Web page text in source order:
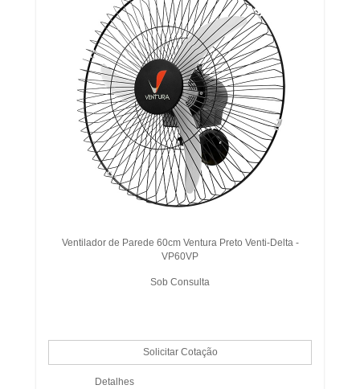
Ventilador de Parede 60cm Ventura Preto Venti-Delta -
VP60VP
Sob Consulta
Detalhes